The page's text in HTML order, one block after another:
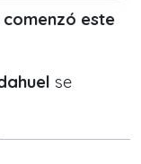
comenzó este
se